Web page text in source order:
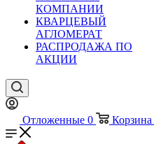
КОМПАНИИ
КВАРЦЕВЫЙ
АГЛОМЕРАТ
РАСПРОДАЖА ПО
АКЦИИ
Отложенные 0 Корзина